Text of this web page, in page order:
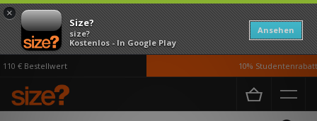
×
Size?
size?
Kostenlos - In Google Play
Ansehen
€ Bestellwert 10% Studentenrabatt
Home Herren